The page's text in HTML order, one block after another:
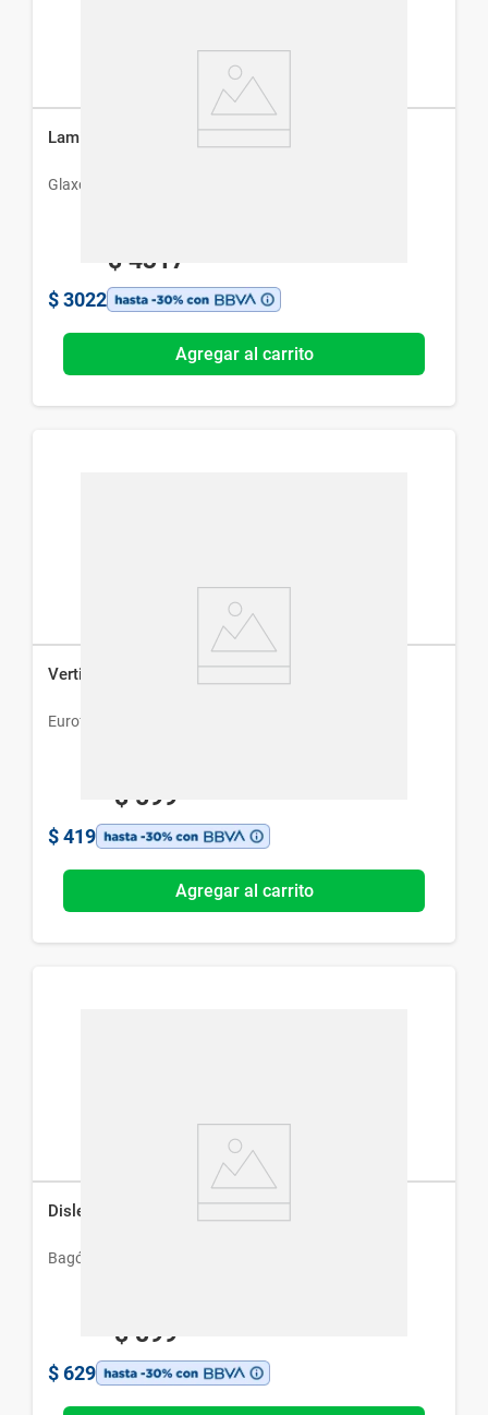
Lamictal 50 mg x 30 Comp
Glaxosmithkline
$ 4317
$ 3022
Agregar al carrito
Vertin Eurofarma x 20 comp
Eurofarma
$ 599
$ 419
Agregar al carrito
Dislembral Compuesto x 20 Comp
Bagó
$ 899
$ 629